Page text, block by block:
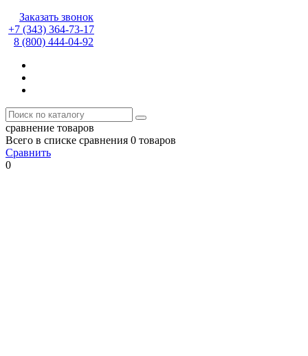
Заказать звонок
+7 (343) 364-73-17
8 (800) 444-04-92
сравнение товаров
Всего в списке сравнения 0 товаров
Сравнить
0